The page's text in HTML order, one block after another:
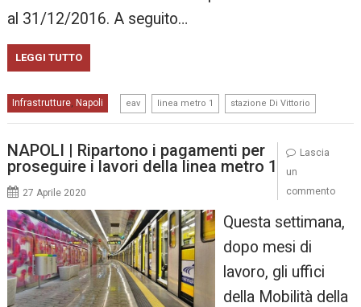
al 31/12/2016. A seguito…
LEGGI TUTTO
Infrastrutture, Napoli eav linea metro 1 stazione Di Vittorio
NAPOLI | Ripartono i pagamenti per
proseguire i lavori della linea metro 1
27 Aprile 2020
Questa settimana,
dopo mesi di
lavoro, gli uffici
della Mobilità della
Lascia
un
commento